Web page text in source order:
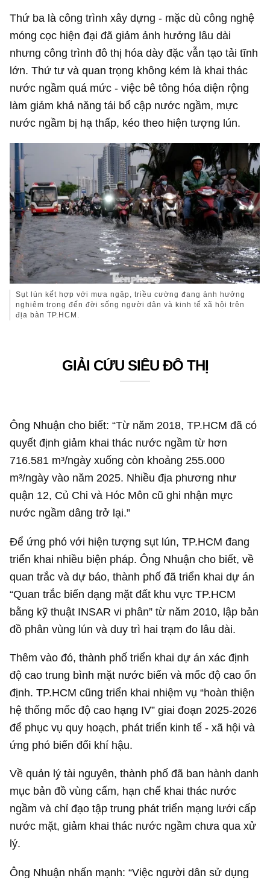
Thứ ba là công trình xây dựng - mặc dù công nghệ
móng cọc hiện đại đã giảm ảnh hưởng lâu dài
nhưng công trình đô thị hóa dày đặc vẫn tạo tải tĩnh
lớn. Thứ tư và quan trọng không kém là khai thác
nước ngầm quá mức - việc bê tông hóa diện rộng
làm giảm khả năng tái bổ cập nước ngầm, mực
nước ngầm bị hạ thấp, kéo theo hiện tượng lún.
Sụt lún kết hợp với mưa ngập, triều cường đang ảnh hưởng
nghiêm trọng đến đời sống người dân và kinh tế xã hội trên
địa bàn TP.HCM.
GIẢI CỨU SIÊU ĐÔ THỊ
Ông Nhuận cho biết: “Từ năm 2018, TP.HCM đã có
quyết định giảm khai thác nước ngầm từ hơn
716.581 m³/ngày xuống còn khoảng 255.000
m³/ngày vào năm 2025. Nhiều địa phương như
quận 12, Củ Chi và Hóc Môn cũ ghi nhận mực
nước ngầm dâng trở lại.”
Để ứng phó với hiện tượng sụt lún, TP.HCM đang
triển khai nhiều biện pháp. Ông Nhuận cho biết, về
quan trắc và dự báo, thành phố đã triển khai dự án
“Quan trắc biến dạng mặt đất khu vực TP.HCM
bằng kỹ thuật INSAR vi phân” từ năm 2010, lập bản
đồ phân vùng lún và duy trì hai trạm đo lâu dài.
Thêm vào đó, thành phố triển khai dự án xác định
độ cao trung bình mặt nước biển và mốc độ cao ổn
định. TP.HCM cũng triển khai nhiệm vụ “hoàn thiện
hệ thống mốc độ cao hạng IV” giai đoạn 2025-2026
để phục vụ quy hoạch, phát triển kinh tế - xã hội và
ứng phó biến đổi khí hậu.
Về quản lý tài nguyên, thành phố đã ban hành danh
mục bản đồ vùng cấm, hạn chế khai thác nước
ngầm và chỉ đạo tập trung phát triển mạng lưới cấp
nước mặt, giảm khai thác nước ngầm chưa qua xử
lý.
Ông Nhuận nhấn mạnh: “Việc người dân sử dụng